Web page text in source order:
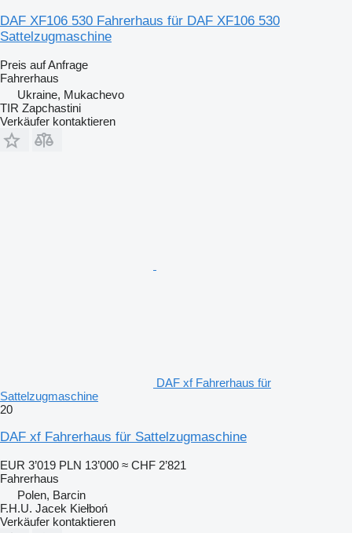
DAF XF106 530 Fahrerhaus für DAF XF106 530
Sattelzugmaschine
Preis auf Anfrage
Fahrerhaus
Ukraine, Mukachevo
TIR Zapchastini
Verkäufer kontaktieren
DAF xf Fahrerhaus für
Sattelzugmaschine
20
DAF xf Fahrerhaus für Sattelzugmaschine
EUR 3’019 PLN 13’000 ≈ CHF 2’821
Fahrerhaus
Polen, Barcin
F.H.U. Jacek Kiełboń
Verkäufer kontaktieren